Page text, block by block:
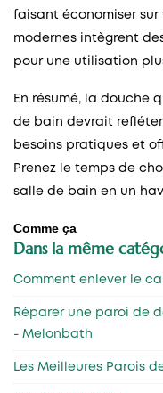
faisant économiser sur
modernes intègrent
pour une utilisation
En résumé, la douche
de bain devrait
besoins pratiques et
Prenez le temps de
salle de bain en un
Comme ça
Dans la même
Comment enlever le
Réparer une paroi de
- Melonbath
Les Meilleures Parois